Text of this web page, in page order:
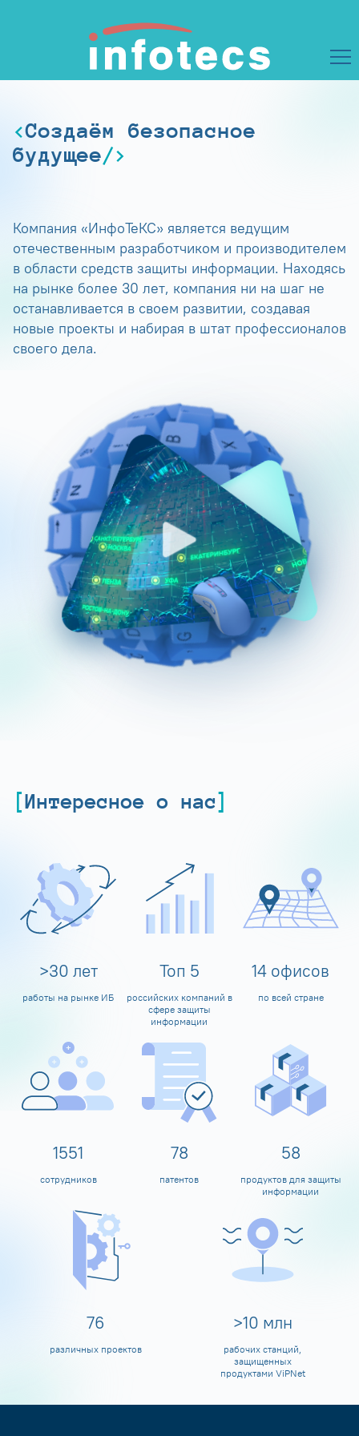
Создаём безопасное
будущее
Компания «ИнфоТеКС» является ведущим
отечественным разработчиком и производителем
в области средств защиты информации. Находясь
на рынке более 30 лет, компания ни на шаг не
останавливается в своем развитии, создавая
новые проекты и набирая в штат профессионалов
своего дела.
Интересное о нас
>30 лет
работы на рынке ИБ
Топ 5
российских компаний в
сфере защиты
информации
14 офисов
по всей стране
1600
сотрудников
80
патентов
60
продуктов для защиты
информации
80
различных проектов
>10 млн
рабочих станций,
защищенных
продуктами ViPNet